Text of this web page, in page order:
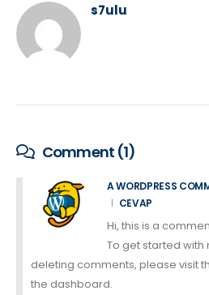
s7ulu
Comment (1)
A WORDPRESS
CEVAP
Hi, this is a
To get started
deleting comments, please visit
the dashboard.